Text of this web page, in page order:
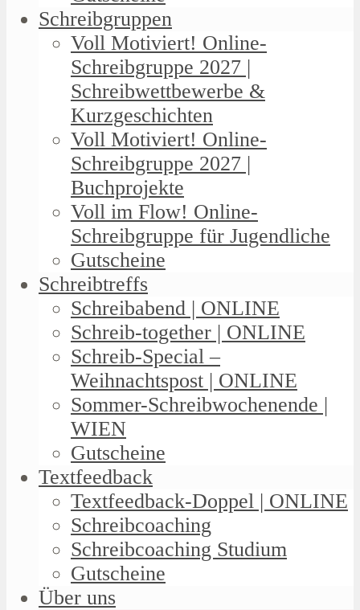
Schreibgruppen
Voll Motiviert! Online-
Schreibgruppe 2027 |
Schreibwettbewerbe &
Kurzgeschichten
Voll Motiviert! Online-
Schreibgruppe 2027 |
Buchprojekte
Voll im Flow! Online-
Schreibgruppe für Jugendliche
Gutscheine
Schreibtreffs
Schreibabend | ONLINE
Schreib-together | ONLINE
Schreib-Special –
Weihnachtspost | ONLINE
Sommer-Schreibwochenende |
WIEN
Gutscheine
Textfeedback
Textfeedback-Doppel | ONLINE
Schreibcoaching
Schreibcoaching Studium
Gutscheine
Über uns